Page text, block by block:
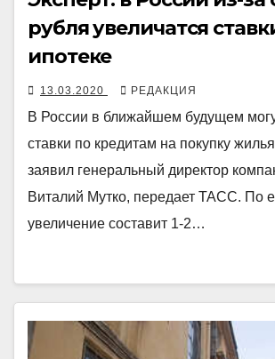
рубля увеличатся
ипотеке
13.03.2020 РЕДАКЦИЯ
В России в ближайшем будущем
ставки по кредитам на покупку
заявил генеральный директор
Виталий Мутко, передает ТАСС. По
увеличение составит 1-2…